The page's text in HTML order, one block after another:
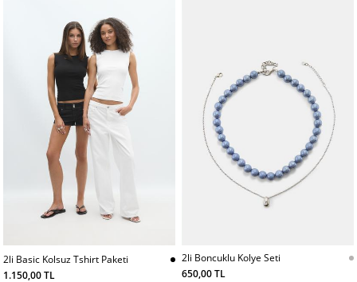
2li Basic Kolsuz Tshirt Paketi
1.150,00 TL
2li Boncuklu Kolye Seti
650,00 TL